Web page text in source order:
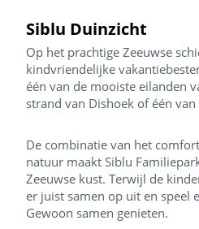
Siblu Duinzicht
Op het prachtige Zeeuwse
kindvriendelijke
één van de mooiste eilanden
strand van Dishoek of één
De combinatie van het
natuur maakt Siblu
Zeeuwse kust. Terwijl de
er juist samen op uit en speel
Gewoon samen genieten.